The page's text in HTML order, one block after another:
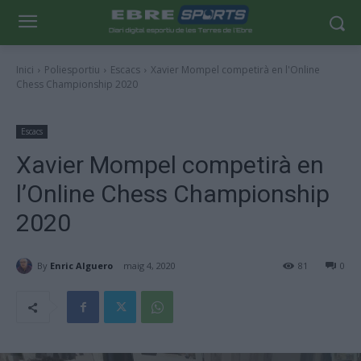
Inici Poliesportiu Escacs
Xavier Mompel competirà en l'Online
Chess Championship 2020
Escacs
Xavier Mompel competirà en
l’Online Chess Championship
2020
By Enric Alguero maig 4, 2020 0
81